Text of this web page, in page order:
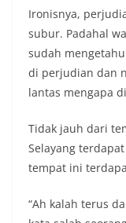
Ironisnya,
subur. Padahal
sudah
di perjudian dan
lantas mengapa
Tidak jauh dari
Selayang
tempat ini
“Ah kalah terus